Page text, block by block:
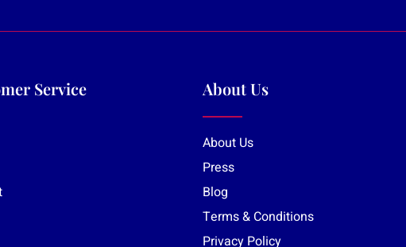
Service About Us
About Us
Press
Blog
Terms & Conditions
Privacy Policy